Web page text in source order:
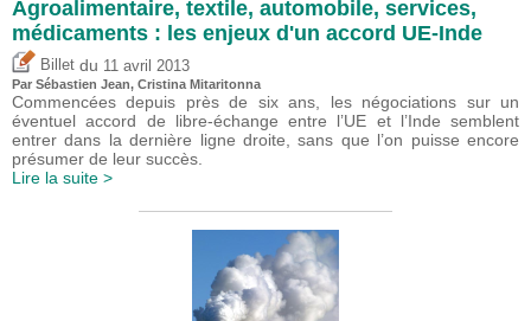
Agroalimentaire, textile, automobile, services,
médicaments : les enjeux d'un accord UE-Inde
Billet du 11 avril 2013
Par Sébastien Jean, Cristina Mitaritonna
Commencées depuis près de six ans, les négociations sur un
éventuel accord de libre-échange entre l’UE et l’Inde semblent
entrer dans la dernière ligne droite, sans que l’on puisse encore
présumer de leur succès.
Lire la suite >